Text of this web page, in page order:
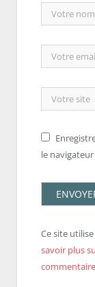
le
Ce site
savoir plus